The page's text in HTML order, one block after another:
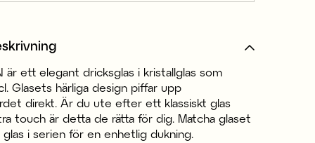
är ett elegant dricksglas i kristallglas som
Glasets härliga design piffar upp
direkt. Är du ute efter ett klassiskt glas
touch är detta de rätta för dig. Matcha glaset
glas i serien för en enhetlig dukning.